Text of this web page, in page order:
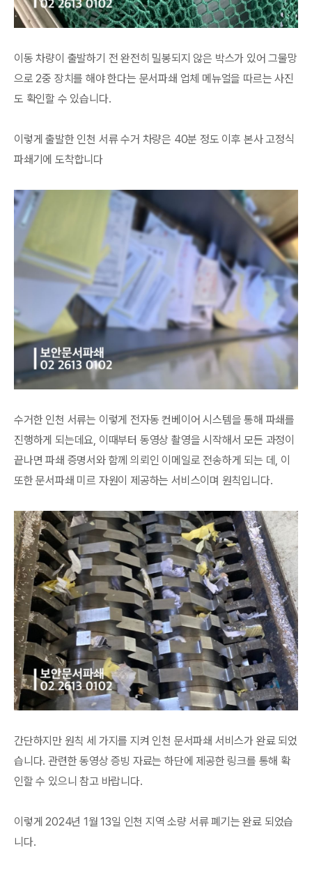
이동 차량이 출발하기 전 완전히 밀봉되지 않은 박스가 있어 그물망
으로 2중 장치를 해야 한다는 문서파쇄 업체 메뉴얼을 따르는 사진
도 확인할 수 있습니다.
이렇게 출발한 인천 서류 수거 차량은 40분 정도 이후 본사 고정식
파쇄기에 도착합니다
수거한 인천 서류는 이렇게 전자동 컨베이어 시스템을 통해 파쇄를
진행하게 되는데요, 이때부터 동영상 촬영을 시작해서 모든 과정이
끝나면 파쇄 증명서와 함께 의뢰인 이메일로 전송하게 되는 데, 이
또한 문서파쇄 미르 자원이 제공하는 서비스이며 원칙입니다.
간단하지만 원칙 세 가지를 지켜 인천 문서파쇄 서비스가 완료 되었
습니다. 관련한 동영상 증빙 자료는 하단에 제공한 링크를 통해 확
인할 수 있으니 참고 바랍니다.
이렇게 2024년 1월 13일 인천 지역 소량 서류 폐기는 완료 되었습
니다.